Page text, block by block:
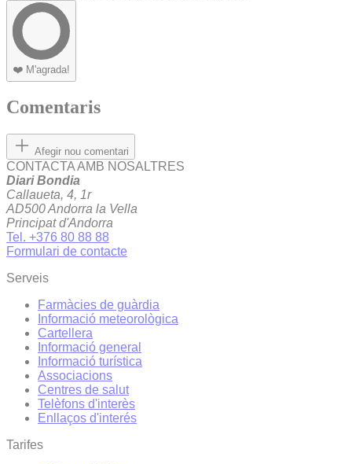
❤️ M'agrada!
Comentaris
Afegir nou comentari
CONTACTA AMB NOSALTRES
Diari Bondia
Callaueta, 4, 1r
AD500 Andorra la Vella
Principat d'Andorra
Tel. +376 80 88 88
Formulari de contacte
Serveis
Farmàcies de guàrdia
Informació meteorològica
Cartellera
Informació general
Informació turística
Associacions
Centres de salut
Telèfons d'interès
Enllaços d'interés
Tarifes